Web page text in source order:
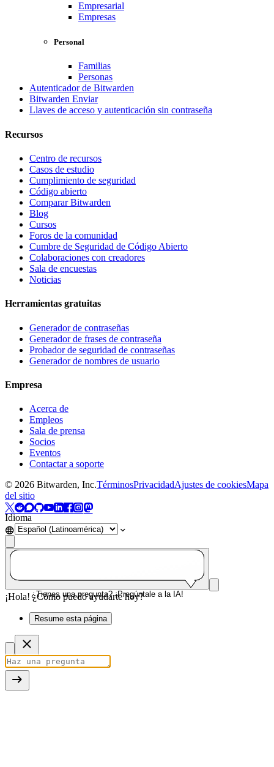
Empresarial
Empresas
Personal
Familias
Personas
Autenticador de Bitwarden
Bitwarden Enviar
Llaves de acceso y autenticación sin contraseña
Recursos
Centro de recursos
Casos de estudio
Cumplimiento de seguridad
Código abierto
Comparar Bitwarden
Blog
Cursos
Foros de la comunidad
Cumbre de Seguridad de Código Abierto
Colaboraciones con creadores
Sala de encuestas
Noticias
Herramientas gratuitas
Generador de contraseñas
Generador de frases de contraseña
Probador de seguridad de contraseñas
Generador de nombres de usuario
Empresa
Acerca de
Empleos
Sala de prensa
Socios
Eventos
Contactar a soporte
© 2026 Bitwarden, Inc.TérminosPrivacidadAjustes de cookiesMapa
del sitio
Idioma
¿Tienes una pregunta? ¡Pregúntale a la IA!
¡Hola! ¿Cómo puedo ayudarte hoy?
Resume esta página